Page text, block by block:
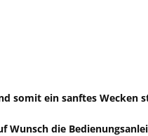
somit ein sanftes Wecken
die